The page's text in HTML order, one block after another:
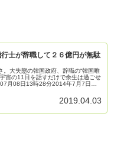
士が辞職して２６億円が無駄
。大失態の韓国政府、辞職の“韓国唯
宙の11日を話すだけで余生は過ごせ
月08日13時28分2014年7月7日、
2019.04.03